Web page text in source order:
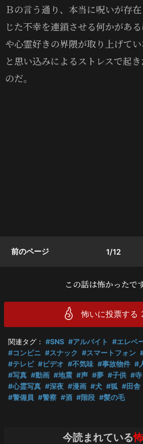
Ｂの言う通り、本当に呪いが存
じた不幸を連鎖させる何かがあ
や心霊好きの界隈が取り上げて
と思い込みによるストレスで起
のだ。
前のページ 1/12
この話は怖かったで
怖いに投票する
関連タグ： #SNS #アルバイト #エレベ
#コンビニ #スナック #スマートフォン
#テレビ #ビデオ #不気味 #事故物件 #
#写真 #動画 #地震 #声 #夢 #子供 #寺
#心霊写真 #深夜 #漫画 #犬 #狐 #田舎
#警備員 #警察 #酒 #階段 #髪の毛
今読まれている